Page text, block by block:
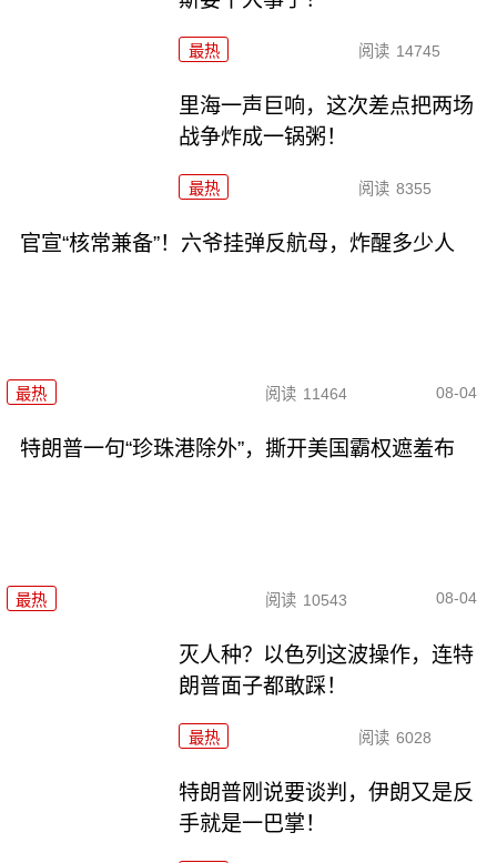
最热 阅读 14745
里海一声巨响，这次差点把两场
战争炸成一锅粥！
最热 阅读 8355
官宣“核常兼备”！六爷挂弹反航母，炸醒多少人
最热 阅读 11464 08-04
特朗普一句“珍珠港除外”，撕开美国霸权遮羞布
最热 阅读 10543 08-04
灭人种？以色列这波操作，连特
朗普面子都敢踩！
最热 阅读 6028
特朗普刚说要谈判，伊朗又是反
手就是一巴掌！